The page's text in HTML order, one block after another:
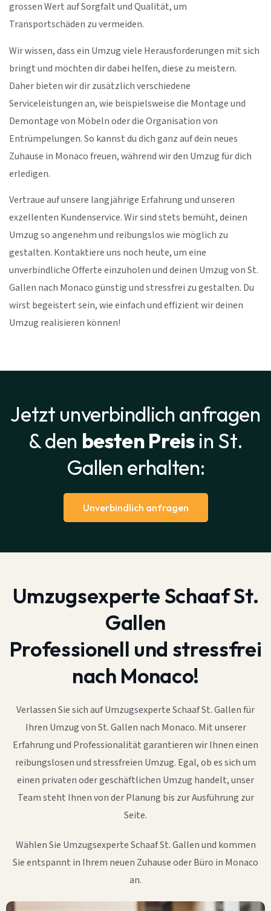
grossen Wert auf Sorgfalt und Qualität, um
Transportschäden zu vermeiden.
Wir wissen, dass ein Umzug viele Herausforderungen mit sich
bringt und möchten dir dabei helfen, diese zu meistern.
Daher bieten wir dir zusätzlich verschiedene
Serviceleistungen an, wie beispielsweise die Montage und
Demontage von Möbeln oder die Organisation von
Entrümpelungen. So kannst du dich ganz auf dein neues
Zuhause in Monaco freuen, während wir den Umzug für dich
erledigen.
Vertraue auf unsere langjährige Erfahrung und unseren
exzellenten Kundenservice. Wir sind stets bemüht, deinen
Umzug so angenehm und reibungslos wie möglich zu
gestalten. Kontaktiere uns noch heute, um eine
unverbindliche Offerte einzuholen und deinen Umzug von St.
Gallen nach Monaco günstig und stressfrei zu gestalten. Du
wirst begeistert sein, wie einfach und effizient wir deinen
Umzug realisieren können!
Jetzt unverbindlich anfragen
& den besten Preisin St.
Gallen erhalten:
Unverbindlich anfragen
Umzugsexperte Schaaf St.
Gallen
Professionell und stressfrei
nach Monaco!
Verlassen Sie sich auf Umzugsexperte Schaaf St. Gallen für
Ihren Umzug von St. Gallen nach Monaco. Mit unserer
Erfahrung und Professionalität garantieren wir Ihnen einen
reibungslosen und stressfreien Umzug. Egal, ob es sich um
einen privaten oder geschäftlichen Umzug handelt, unser
Team steht Ihnen von der Planung bis zur Ausführung zur
Seite.
Wählen Sie Umzugsexperte Schaaf St. Gallen und kommen
Sie entspannt in Ihrem neuen Zuhause oder Büro in Monaco
an.